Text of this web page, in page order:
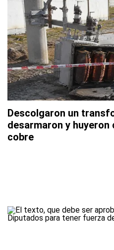
Descolgaron un
desarmaron y huyeron
cobre